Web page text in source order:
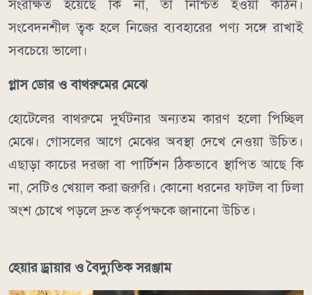
সংরক্ষিত হয়েছে কি না, তা নিশ্চিত হওয়া কঠিন।
সংবেদনশীল ত্বক হলে নিজের ব্যবহারের পণ্য সঙ্গে রাখাই
সবচেয়ে ভালো।
গ্লাস ডোর ও বাথরুমের মেঝে
হোটেলের বাথরুমে দুর্ঘটনার অন্যতম কারণ হলো পিচ্ছিল
মেঝে। গোসলের আগে মেঝের অবস্থা দেখে নেওয়া উচিত।
এছাড়া কাচের দরজা বা পার্টিশন ঠিকভাবে স্থাপিত আছে কি
না, সেটিও খেয়াল করা জরুরি। কোনো ধরনের ফাটল বা ঢিলা
অংশ চোখে পড়লে দ্রুত কর্তৃপক্ষকে জানানো উচিত।
হেয়ার ড্রায়ার ও বৈদ্যুতিক সরঞ্জাম